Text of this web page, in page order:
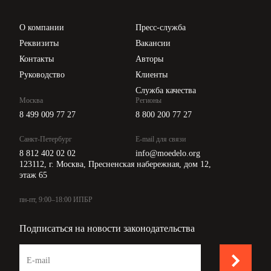
О компании
Реквизиты
Контакты
Руководство
Пресс-служба
Вакансии
Авторы
Клиенты
Служба качества
Москва
8 499 009 77 27
Санкт-Петербург
8 812 402 02 02
Регионы
8 800 200 77 27
E-mail для связи
info@moedelo.org
123112, г. Москва, Пресненская набережная, дом 12,
этаж 65
пн-пт, 9:00–18:00 ИПБР
Подписаться на новости законодательства